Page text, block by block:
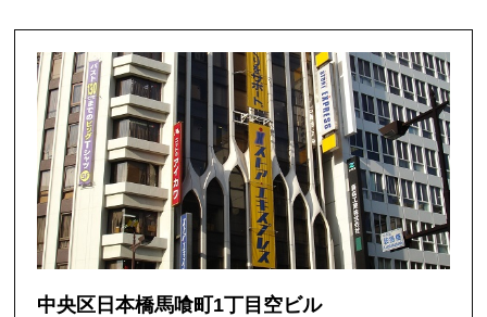
中央区日本橋馬喰町1丁目空ビル